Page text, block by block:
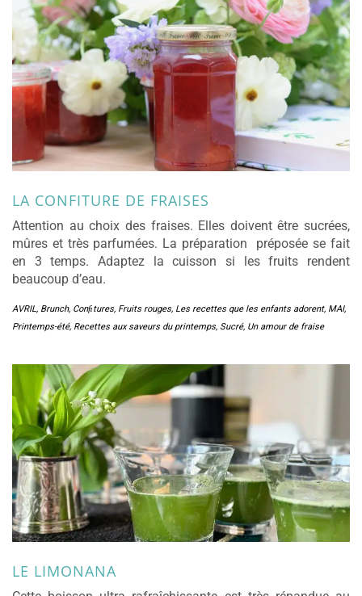
LA CONFITURE DE FRAISES
Attention au choix des fraises. Elles doivent être sucrées,
mûres et très parfumées. La préparation préposée se fait
en 3 temps. Adaptez la cuisson si les fruits rendent
beaucoup d’eau.
AVRIL, Brunch, Conﬁtures, Fruits rouges, Les recettes que les enfants adorent, MAI,
Printemps-été, Recettes aux saveurs du printemps, Sucré, Un amour de fraise
LE LIMONANA